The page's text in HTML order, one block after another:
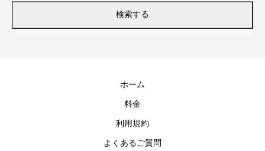
ホーム
料金
利用規約
よくあるご質問